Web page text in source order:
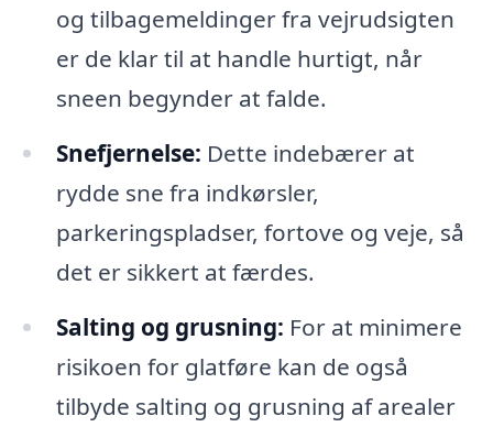
og tilbagemeldinger fra vejrudsigten
er de klar til at handle hurtigt, når
sneen begynder at falde.
Snefjernelse: Dette indebærer at
rydde sne fra indkørsler,
parkeringspladser, fortove og veje, så
det er sikkert at færdes.
Salting og grusning: For at minimere
risikoen for glatføre kan de også
tilbyde salting og grusning af arealer